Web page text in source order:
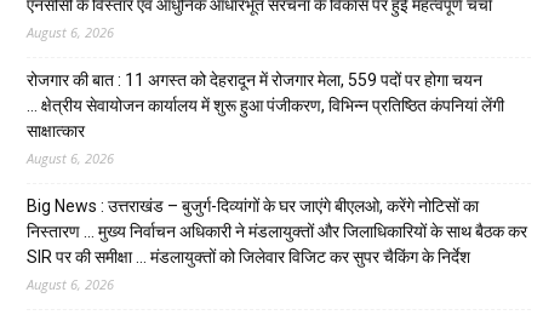
एनसीसी के विस्तार एवं आधुनिक आधारभूत संरचना के विकास पर हुई महत्वपूर्ण चर्चा
August 6, 2026
रोजगार की बात : 11 अगस्त को देहरादून में रोजगार मेला, 559 पदों पर होगा चयन
… क्षेत्रीय सेवायोजन कार्यालय में शुरू हुआ पंजीकरण, विभिन्न प्रतिष्ठित कंपनियां लेंगी
साक्षात्कार
August 6, 2026
Big News : उत्तराखंड – बुजुर्ग-दिव्यांगों के घर जाएंगे बीएलओ, करेंगे नोटिसों का
निस्तारण … मुख्य निर्वाचन अधिकारी ने मंडलायुक्तों और जिलाधिकारियों के साथ बैठक कर
SIR पर की समीक्षा … मंडलायुक्तों को जिलेवार विजिट कर सुपर चैकिंग के निर्देश
August 6, 2026